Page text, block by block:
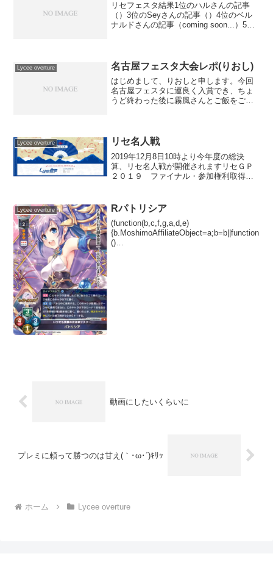
リセフェスタ結果1位のハルさんの記事
（）3位のSeyさんの記事（）4位のベル
ナルドさんの記事（coming soon...）5位
Lycee overture 名古屋フェスタ大会レポ(りおし)
はじめまして、りおしと申します。今回
名古屋フェスタに運良く入賞でき、ちょ
うど終わった後に霧風さんとご飯をご一
の考え方と簡単なレポを。...
Lycee overture リセ名人戦
2019年12月8日10時より今年度の総決
算、リセ名人戦が開催されますリセＧＰ
２０１９ ファイナル・参加権利取得者
リア決勝東京 2019-07-1...
Lycee overture Rパトリシア
(function(b,c,f,g,a,d,e)
{b.MoshimoAffiliateObject=a;b=b||function
()
動画にしたいくらいに
プレミに頼って勝つのは甘え(｀･ω･´)ｷﾘｯ
ホーム Lycee overture